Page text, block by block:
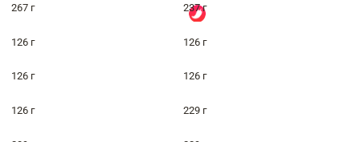
267 г 237 г
126 г 126 г
126 г 126 г
126 г 229 г